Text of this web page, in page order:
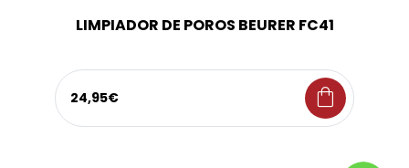
LIMPIADOR DE POROS BEURER FC41
24,95€ shopping_bag